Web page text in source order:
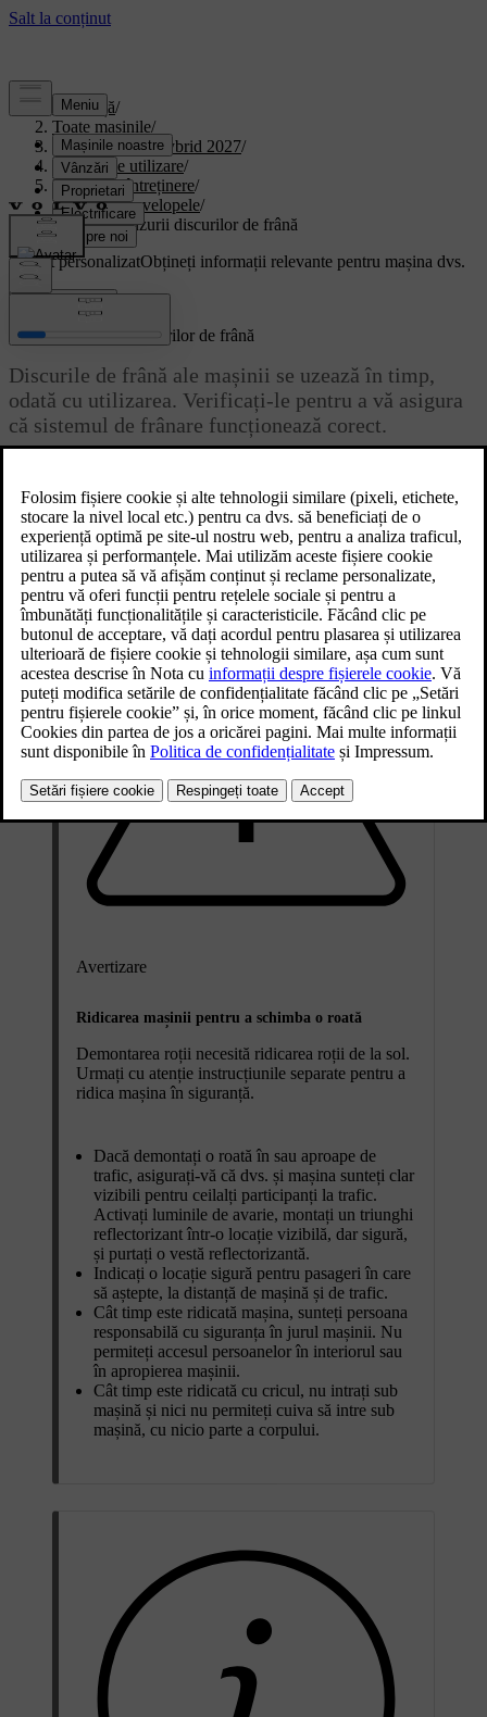
Asistență/
Toate mașinile/
XC90 Plug-in Hybrid 2027/
Manual de utilizare/
Îngrijire și întreținere/
Roțile și anvelopele/
Verificarea uzurii discurilor de frână
Suport personalizatObțineți informații relevante pentru mașina dvs.
Conectează-te
Verificarea uzurii discurilor de frână
Discurile de frână ale mașinii se uzează în timp,
odată cu utilizarea. Verificați-le pentru a vă asigura
că sistemul de frânare funcționează corect.
direct pe disc. Măsurarea periodică a grosimii discurilor de frână cu
ajutorul unui șubler sau al unui instrument echivalent vă poate ajuta
să stabiliți dacă acestea trebuie înlocuite.
Avertizare
Ridicarea mașinii pentru a schimba o roată
Demontarea roții necesită ridicarea roții de la sol.
Urmați cu atenție instrucțiunile separate pentru a
ridica mașina în siguranță.
Dacă demontați o roată în sau aproape de
trafic, asigurați-vă că dvs. și mașina sunteți clar
vizibili pentru ceilalți participanți la trafic.
Activați luminile de avarie, montați un triunghi
reflectorizant într-o locație vizibilă, dar sigură,
și purtați o vestă reflectorizantă.
Indicați o locație sigură pentru pasageri în care
să aștepte, la distanță de mașină și de trafic.
Cât timp este ridicată mașina, sunteți persoana
responsabilă cu siguranța în jurul mașinii. Nu
permiteți accesul persoanelor în interiorul sau
în apropierea mașinii.
Cât timp este ridicată cu cricul, nu intrați sub
mașină și nici nu permiteți cuiva să intre sub
mașină, cu nicio parte a corpului.